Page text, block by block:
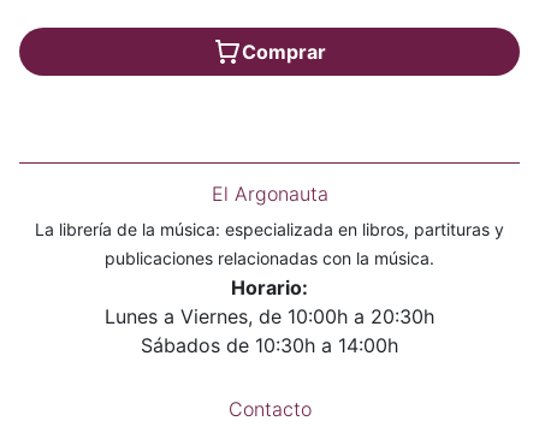
Comprar
El Argonauta
La librería de la música: especializada en libros, partituras y
publicaciones relacionadas con la música.
Horario:
Lunes a Viernes, de 10:00h a 20:30h
Sábados de 10:30h a 14:00h
Contacto